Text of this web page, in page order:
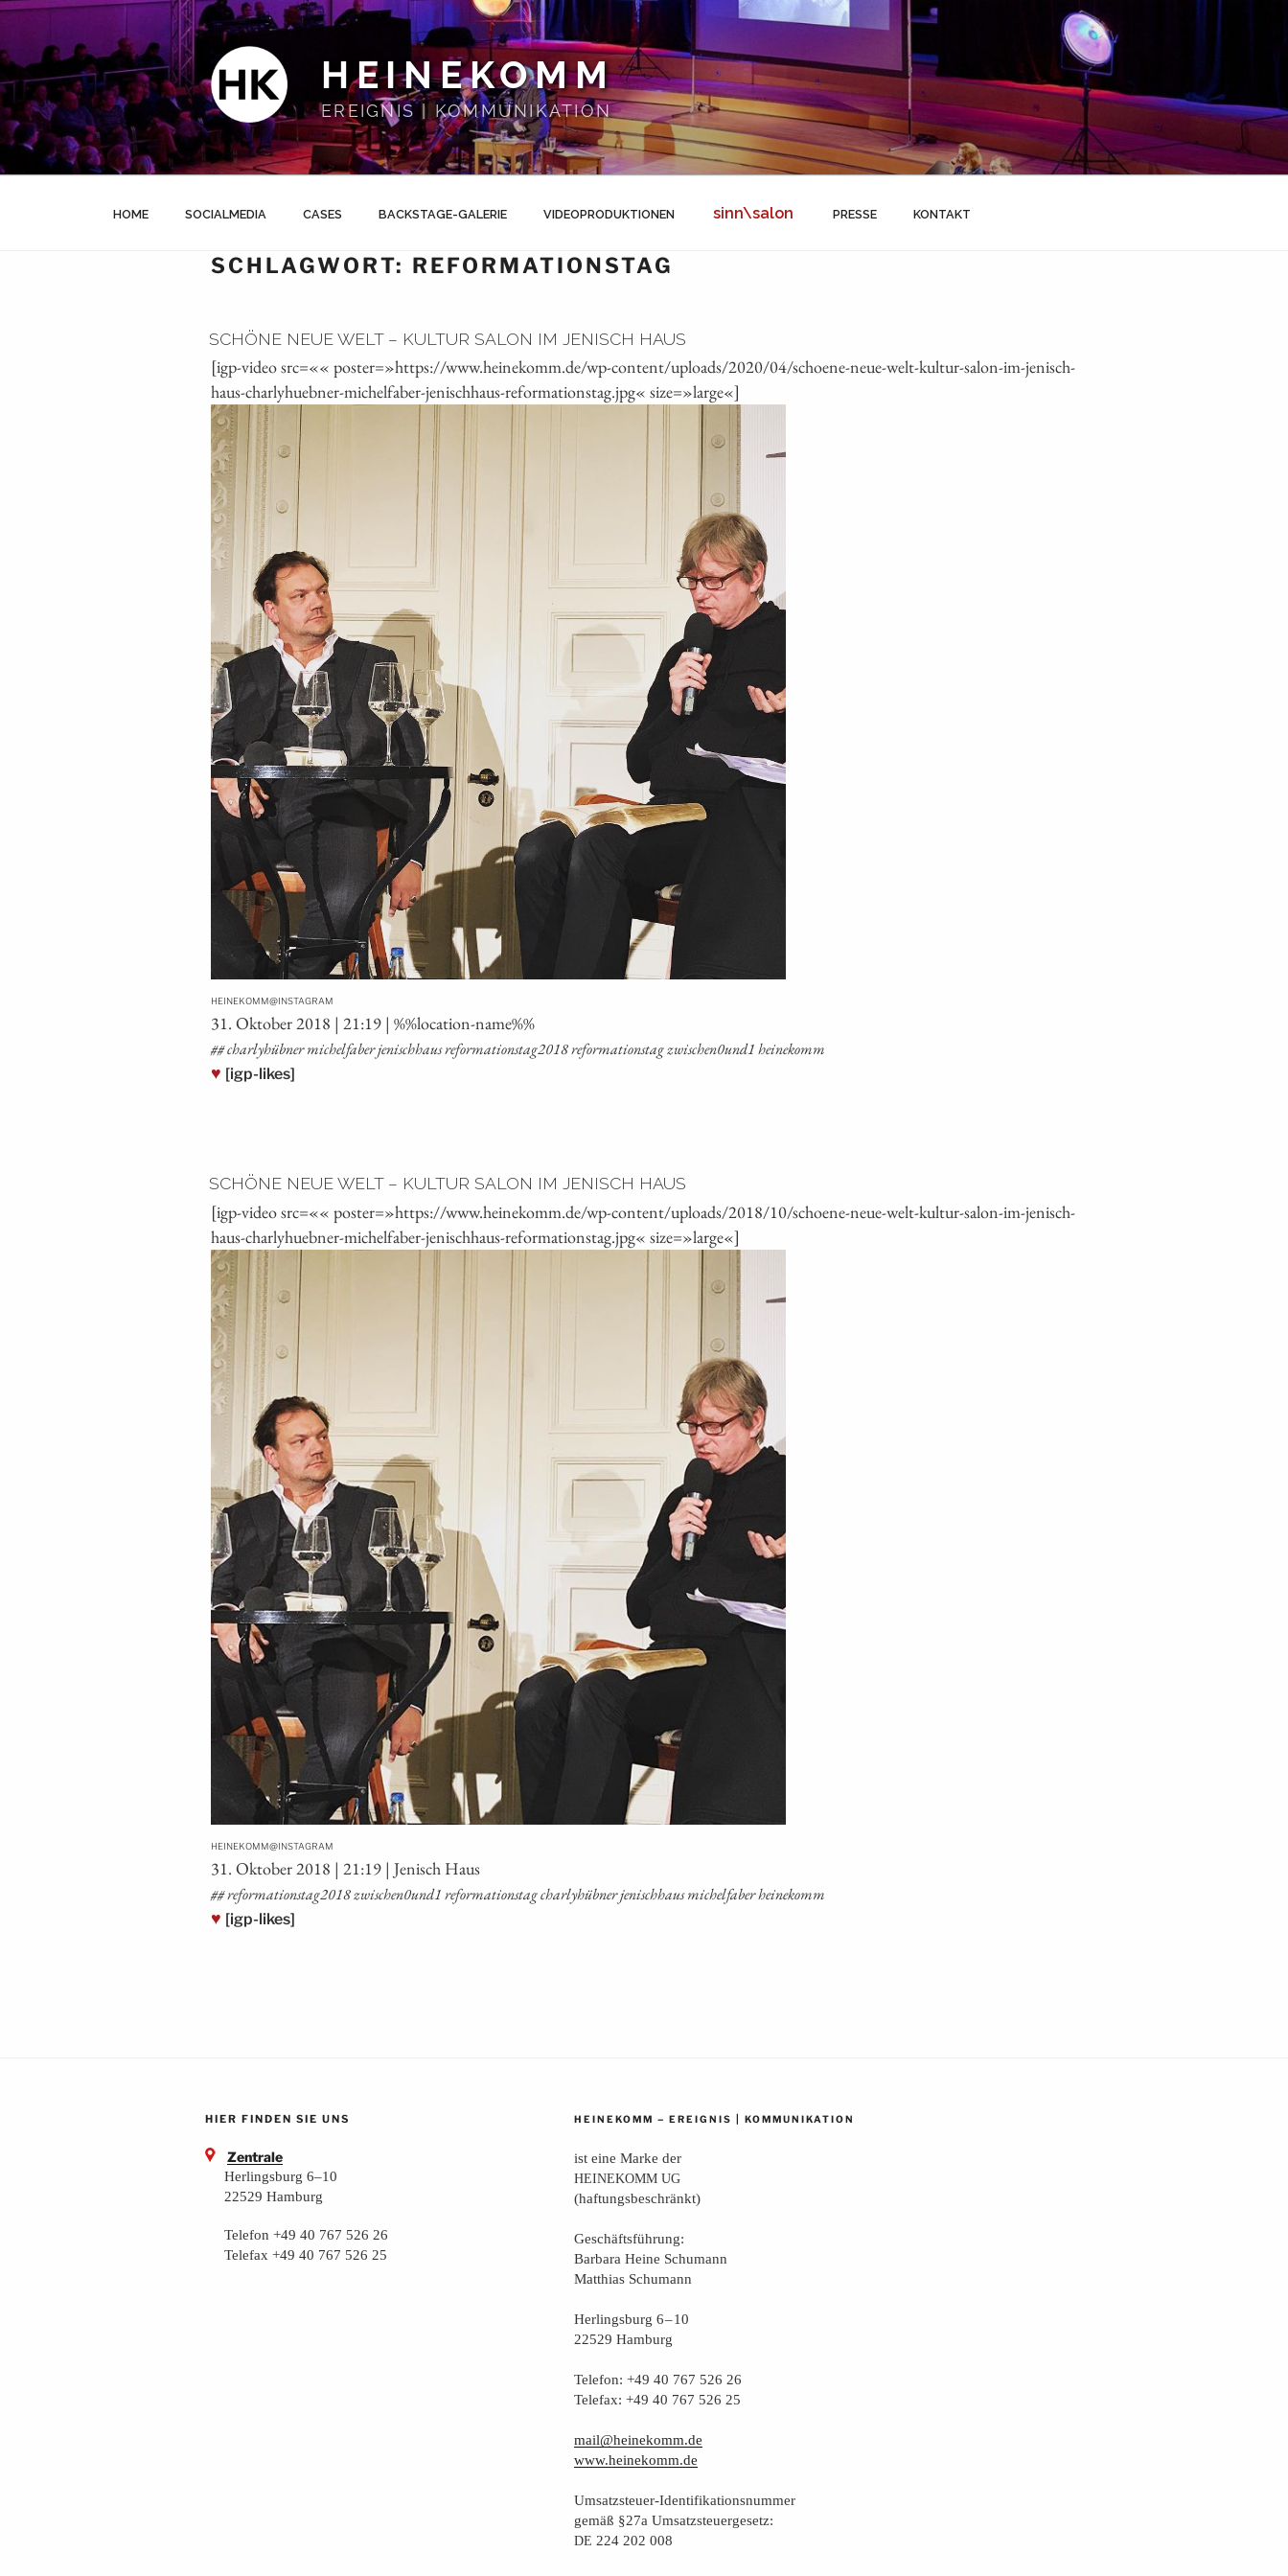
Zum
springen
HEINEKOMM
EREIGNIS | KOMMUNIKATION
HOME SOCIALMEDIA CASES BACKSTAGE-GALERIE VIDEOPRODUKTIONEN sinn\salon PRESSE KONTAKT
SCHLAGWORT: REFORMATIONSTAG
SCHÖNE NEUE WELT – KULTUR SALON IM JENISCH HAUS
[igp-video src=«« poster=»https://www.heinekomm.de/wp-content/uploads/2020/04/schoene-neue-welt-kultur-salon-im-jenisch-
haus-charlyhuebner-michelfaber-jenischhaus-reformationstag.jpg« size=»large«]
HEINEKOMM@INSTAGRAM
31. Okto­ber 2018 | 21:19 | %%loca­ti­on-name%%
## char­ly­h­üb­ner michel­fa­ber jenisch­haus reformationstag2018 refor­ma­ti­ons­tag zwischen0und1 heinekomm
♥ [igp-likes]
SCHÖNE NEUE WELT – KULTUR SALON IM JENISCH HAUS
[igp-video src=«« poster=»https://www.heinekomm.de/wp-content/uploads/2018/10/schoene-neue-welt-kultur-salon-im-jenisch-
haus-charlyhuebner-michelfaber-jenischhaus-reformationstag.jpg« size=»large«]
HEINEKOMM@INSTAGRAM
31. Okto­ber 2018 | 21:19 | Jenisch Haus
## reformationstag2018 zwischen0und1 refor­ma­ti­ons­tag char­ly­h­üb­ner jenisch­haus michel­fa­ber heinekomm
♥ [igp-likes]
HIER FINDEN SIE UNS
Zentrale
Herlingsburg 6–10
22529 Hamburg
Telefon +49 40 767 526 26
Telefax +49 40 767 526 25
HEINEKOMM – EREIGNIS KOMMUNIKATION
ist eine Mar­ke der
HEINEKOMM UG
(haf­tungs­be­schränkt)
Geschäfts­füh­rung:
Bar­ba­ra Hei­ne Schumann
Mat­thi­as Schumann
Her­lings­burg 6 – 10
22529 Hamburg
Tele­fon: +49 40 767 526 26
Tele­fax: +49 40 767 526 25
mail@heinekomm.de
www.heinekomm.de
Umsatz­steu­er-Iden­ti­fi­ka­ti­ons­num­mer
gemäß §27a Umsatzsteuergesetz:
DE 224 202 008